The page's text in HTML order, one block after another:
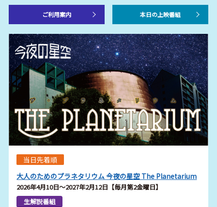
ご利用案内 本日の上映番組
当日先着順
大人のためのプラネタリウム 今夜の星空 The Planetarium
2026年4月10日～2027年2月12日【毎月第2金曜日】
生解説番組